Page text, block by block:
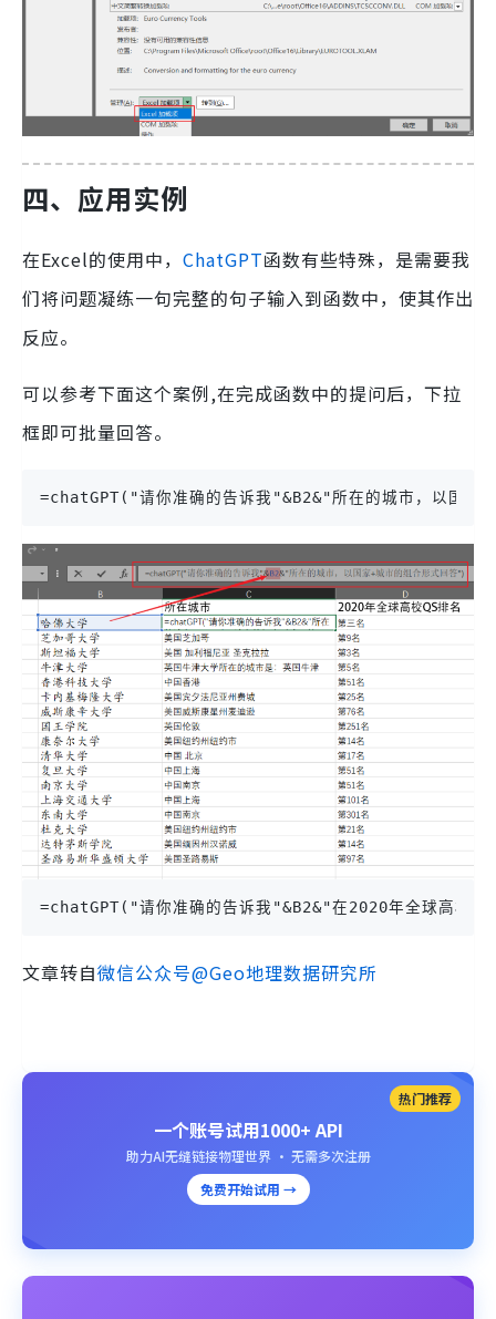
四、应用实例
在Excel的使用中， ChatGPT函数有些特殊，是需要我
们将问题凝练一句完整的句子输入到函数中，使其作出
反应。
可以参考下面这个案例,在完成函数中的提问后，下拉
框即可批量回答。
=chatGPT("请你准确的告诉我"&B2&"所在的城市，以国家
=chatGPT("请你准确的告诉我"&B2&"在2020年全球高校
文章转自微信公众号@Geo地理数据研究所
热门推荐
一个账号试用1000+ API
助力AI无缝链接物理世界 · 无需多次注册
免费开始试用 →